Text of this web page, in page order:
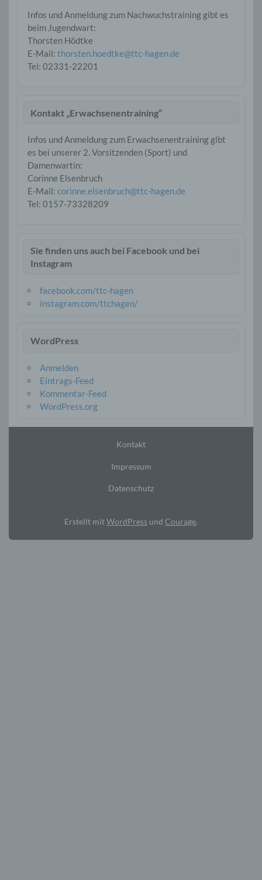
Infos und Anmeldung zum Nachwuchstraining gibt es
beim Jugendwart:
Thorsten Hödtke
E-Mail: thorsten.hoedtke@ttc-hagen.de
Tel: 02331-22201
Kontakt „Erwachsenentraining“
Infos und Anmeldung zum Erwachsenentraining gibt
es bei unserer 2. Vorsitzenden (Sport) und
Damenwartin:
Corinne Elsenbruch
E-Mail: corinne.elsenbruch@ttc-hagen.de
Tel: ‭0157-73328209‬
Sie finden uns auch bei Facebook und bei
Instagram
facebook.com/ttc-hagen
instagram.com/ttchagen/
WordPress
Anmelden
Eintrags-Feed
Kommentar-Feed
WordPress.org
Kontakt
Impressum
Datenschutz
Erstellt mitWordPress und Courage.